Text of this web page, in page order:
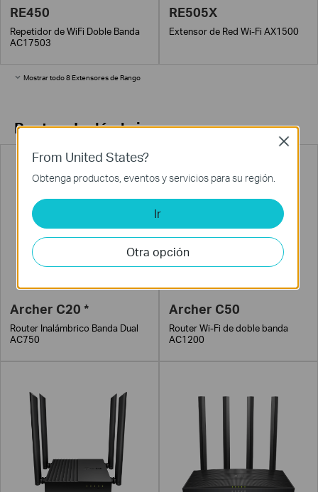
RE450
Repetidor de WiFi Doble Banda
AC17503
RE505X
Extensor de Red Wi-Fi AX1500
Mostrar todo 8 Extensores de Rango
Routers Inalámbricos
Archer C20 *
Router Inalámbrico Banda Dual
AC750
Archer C50
Router Wi-Fi de doble banda
AC1200
From United States?
Obtenga productos, eventos y servicios para su región.
Ir
Otra opción
Close